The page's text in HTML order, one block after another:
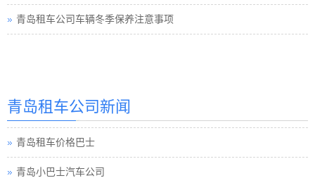
青岛租车公司车辆冬季保养注意事项
青岛租车公司新闻
青岛租车价格
青岛租车价格巴士
青岛小巴士汽车公司